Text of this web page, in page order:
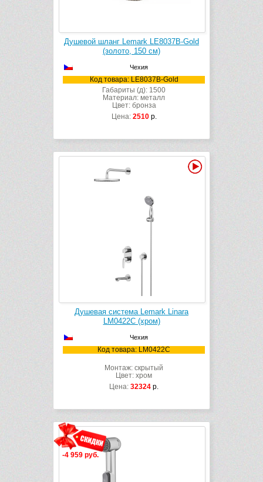
Душевой шланг Lemark LE8037B-Gold
(золото, 150 см)
Чехия
Код товара: LE8037B-Gold
Габариты (д): 1500
Материал: металл
Цвет: бронза
Цена: 2510р.
Душевая система Lemark Linara
LM0422C (хром)
Чехия
Код товара: LM0422C
Монтаж: скрытый
Цвет: хром
Цена: 32324 р.
-4 959 руб.